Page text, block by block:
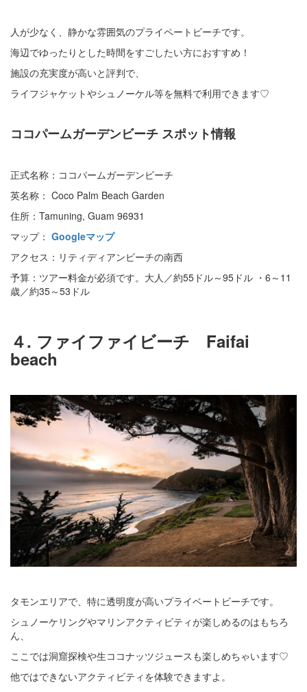
人が少なく、静かな雰囲気のプライペートビーチです。
海辺でゆったりとした時間をすごしたい方におすすめ！
施設の充実度が高いと評判で、
ライフジャケットやシュノーケル等を無料で利用できます♡
ココパームガーデンビーチ スポット情報
正式名称：ココパームガーデンビーチ
英名称： Coco Palm Beach Garden
住所：Tamuning, Guam 96931
マップ： Googleマップ
アクセス：リティディアンビーチの南西
予算：ツアー料金が必須です。大人／約55ドル～95ドル ・6～11
歳／約35～53ドル
４. ファイファイビーチ Faifai
beach
タモンエリアで、特に透明度が高いプライベートビーチです。
シュノーケリングやマリンアクティビティが楽しめるのはもちろ
ん、
ここでは洞窟探検や生ココナッツジュースも楽しめちゃいます♡
他ではできないアクティビティを体験できますよ。